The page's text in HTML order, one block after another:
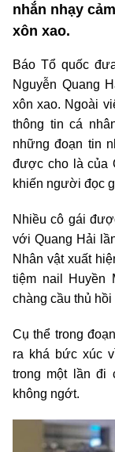
nhắn nhạy
xôn xao.
Báo Tổ quốc
Nguyễn Quang
xôn xao. Ngoài
thông tin cá
những đoạn tin
được cho là của
khiến người đọc
Nhiều cô gái
với Quang Hải
Nhân vật xuất
tiệm nail Huyền
chàng cầu thủ
Cụ thể trong
ra khá bức xúc
trong một lần đi
không ngớt.